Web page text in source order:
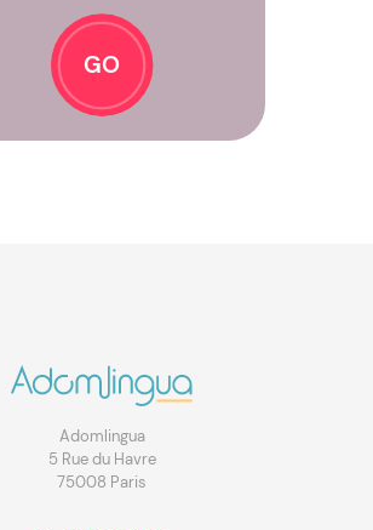
GO
Adomlingua
5 Rue du Havre
75008 Paris